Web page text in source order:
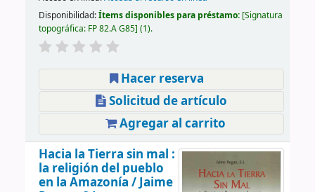
Disponibilidad:Ítems disponibles para préstamo: Signatura
topográfica: FP 82.A G85 (1).
Hacer reserva
Solicitud de artículo
Agregar al carrito
Hacia la Tierra sin mal :
la religión del pueblo
en la Amazonía /Jaime